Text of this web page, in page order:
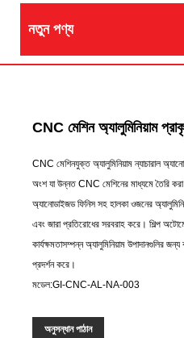
নতুন পণ্য
CNC মেশিন অ্যালুমিনিয়াম
CNC মেশিনযুক্ত অ্যালুমিনিয়াম ন্যাচারাল
অংশ যা উন্নত CNC মেশিনের মাধ্যমে তৈরি
অ্যানোডাইজড ফিনিস সহ হালকা ওজনের
এবং জারা প্রতিরোধের সরবরাহ করে। শিল্প
কার্যক্ষমতাসম্পন্ন অ্যালুমিনিয়াম
প্রদর্শন করে।
মডেল:GI-CNC-AL-NA-003
অনুসন্ধান পাঠান